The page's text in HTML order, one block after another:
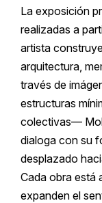
La exposición
realizadas a
artista
arquitectura,
través de
estructuras
colectivas—
dialoga con su
desplazado
Cada obra está
expanden el